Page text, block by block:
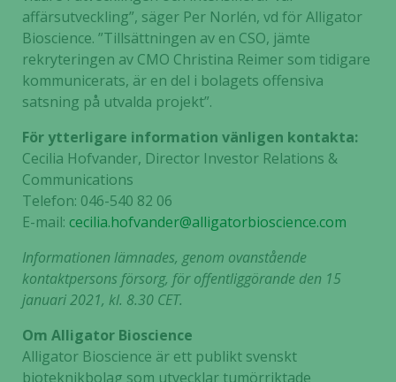
affärsutveckling”, säger Per Norlén, vd för Alligator
Bioscience. ”Tillsättningen av en CSO, jämte
rekryteringen av CMO Christina Reimer som tidigare
kommunicerats, är en del i bolagets offensiva
satsning på utvalda projekt”.
För ytterligare information vänligen kontakta:
Cecilia Hofvander, Director Investor Relations &
Communications
Telefon: 046-540 82 06
E-mail: cecilia.hofvander@alligatorbioscience.com
Informationen lämnades, genom ovanstående
kontaktpersons försorg, för offentliggörande den 15
januari 2021, kl. 8.30 CET.
Om Alligator Bioscience
Alligator Bioscience är ett publikt svenskt
bioteknikbolag som utvecklar tumörriktade